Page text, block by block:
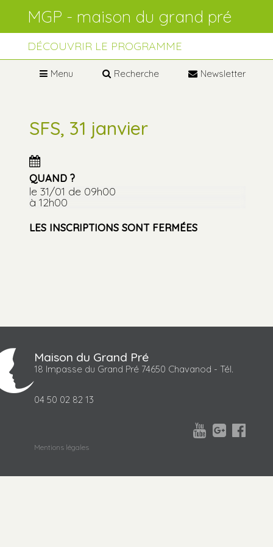
Aller
navigation
personnels
DÉCOUVRIR LE PROGRAMME
Menu Recherche Newsletter
SFS, 31 janvier
QUAND ?
le 31/01 de 09h00
à 12h00
LES INSCRIPTIONS SONT FERMÉES
Maison du Grand Pré
18 Impasse du Grand Pré 74650 Chavanod - Tél.
04 50 02 82 13



Mentions légales